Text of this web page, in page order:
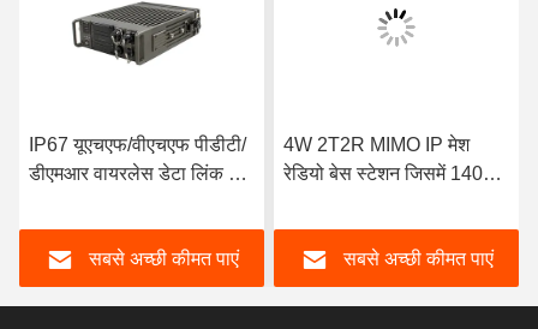
IP67 यूएचएफ/वीएचएफ पीडीटी/
डीएमआर वायरलेस डेटा लिंक के
रेडियो
सबसे अच्छी कीमत पाएं
4W 2T2R MIMO IP मेश
रेडियो बेस स्टेशन जिसमें 1400-
डेटा दर और IP67 मजबूत आवरण
सबसे अच्छी कीमत पाएं